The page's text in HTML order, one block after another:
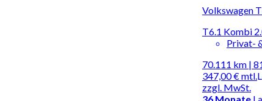
Volkswagen
T6.1 Kombi
Privat-
70.111 km |
347,00 €mtl.
zzgl. MwSt.
36 Monate